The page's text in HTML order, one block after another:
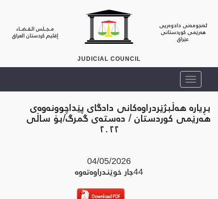
ئەنجومەنی دادوەریی
هەرێمی کوردستانی
عێراق
JUDICIAL COUNCIL
مــجــلس الـقـضــاء
إقليم كردستان العراق
بڕیارە هەڵبژێردراوەکانی دادگای پێداچوونەوەی
هەرێمی کوردستان / دەستەی گمرگ/بۆ ساڵی
٢٠٢٢
04/05/2026
44جار خوێندراوه‌ته‌وه‌